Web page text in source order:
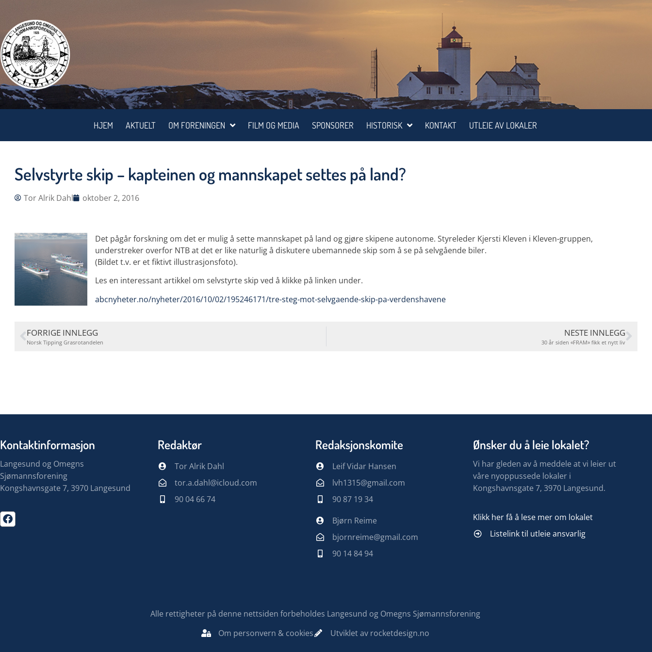
HJEM AKTUELT OM FORENINGEN FILM OG MEDIA SPONSORER HISTORISK KONTAKT UTLEIE AV LOKALER
Selvstyrte skip – kapteinen og mannskapet settes på land?
Tor Alrik Dahl oktober 2, 2016
Det pågår forskning om det er mulig å sette mannskapet på land og gjøre skipene autonome. Styreleder Kjersti Kleven i Kleven-gruppen,
understreker overfor NTB at det er like naturlig å diskutere ubemannede skip som å se på selvgående biler.
(Bildet t.v. er et fiktivt illustrasjonsfoto).
Les en interessant artikkel om selvstyrte skip ved å klikke på linken under.
abcnyheter.no/nyheter/2016/10/02/195246171/tre-steg-mot-selvgaende-skip-pa-verdenshavene
FORRIGE INNLEGG
Norsk Tipping Grasrotandelen
NESTE INNLEGG
30 år siden «FRAM» fikk et nytt liv
Kontaktinformasjon
Langesund og Omegns
Sjømannsforening
Kongshavnsgate 7, 3970 Langesund
Redaktør
Tor Alrik Dahl
tor.a.dahl@icloud.com
90 04 66 74
Redaksjonskomite
Leif Vidar Hansen
lvh1315@gmail.com
90 87 19 34
Bjørn Reime
bjornreime@gmail.com
90 14 84 94
Ønsker du å leie lokalet?
Vi har gleden av å meddele at vi leier ut
våre nyoppussede lokaler i
Kongshavnsgate 7, 3970 Langesund.
Klikk her få å lese mer om lokalet
Listelink til utleie ansvarlig
Alle rettigheter på denne nettsiden forbeholdes Langesund og Omegns Sjømannsforening
Om personvern & cookies
Utviklet av rocketdesign.no